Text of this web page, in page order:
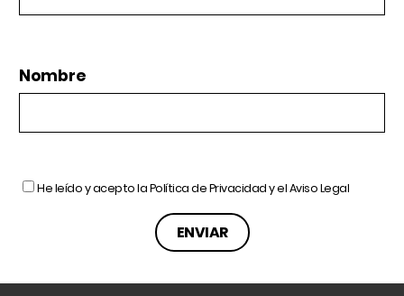
Nombre
He leído y acepto laPolítica de Privacidady elAviso Legal